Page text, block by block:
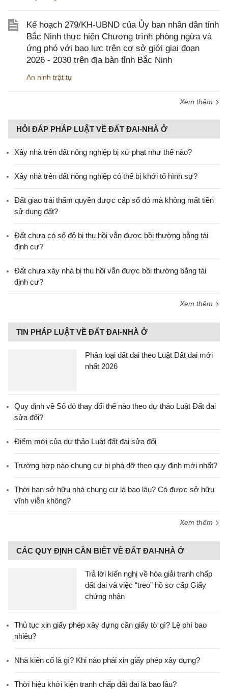
Kế hoạch 279/KH-UBND của Ủy ban nhân dân tỉnh
Bắc Ninh thực hiện Chương trình phòng ngừa và
ứng phó với bạo lực trên cơ sở giới giai đoạn
2026 - 2030 trên địa bàn tỉnh Bắc Ninh
An ninh trật tự
Xem thêm
HỎI ĐÁP PHÁP LUẬT VỀ ĐẤT ĐAI-NHÀ Ở
Xây nhà trên đất nông nghiệp bị xử phạt như thế nào?
Xây nhà trên đất nông nghiệp có thể bị khởi tố hình sự?
Đất giao trái thẩm quyền được cấp sổ đỏ mà không mất tiền
sử dụng đất?
Đất chưa có sổ đỏ bị thu hồi vẫn được bồi thường bằng tái
định cư?
Đất chưa xây nhà bị thu hồi vẫn được bồi thường bằng tái
định cư?
Xem thêm
TIN PHÁP LUẬT VỀ ĐẤT ĐAI-NHÀ Ở
Phân loại đất đai theo Luật Đất đai mới
nhất 2026
Quy định về Sổ đỏ thay đổi thế nào theo dự thảo Luật Đất đai
sửa đổi?
Điểm mới của dự thảo Luật đất đai sửa đổi
Trường hợp nào chung cư bị phá dỡ theo quy định mới nhất?
Thời hạn sở hữu nhà chung cư là bao lâu? Có được sở hữu
vĩnh viễn không?
Xem thêm
CÁC QUY ĐỊNH CẦN BIẾT VỀ ĐẤT ĐAI-NHÀ Ở
Trả lời kiến nghị về hòa giải tranh chấp
đất đai và việc “treo” hồ sơ cấp Giấy
chứng nhận
Thủ tục xin giấy phép xây dựng cần giấy tờ gì? Lệ phí bao
nhiêu?
Nhà kiên cố là gì? Khi nào phải xin giấy phép xây dựng?
Thời hiệu khởi kiện tranh chấp đất đai là bao lâu?